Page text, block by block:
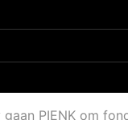
gaan PIENK om